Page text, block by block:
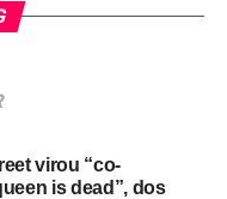
virou “co-
is dead”, dos